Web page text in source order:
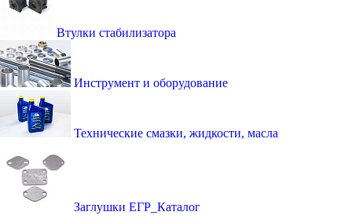
Втулки стабилизатора
Инструмент и оборудование
Технические смазки, жидкости, масла
Заглушки ЕГР_Каталог